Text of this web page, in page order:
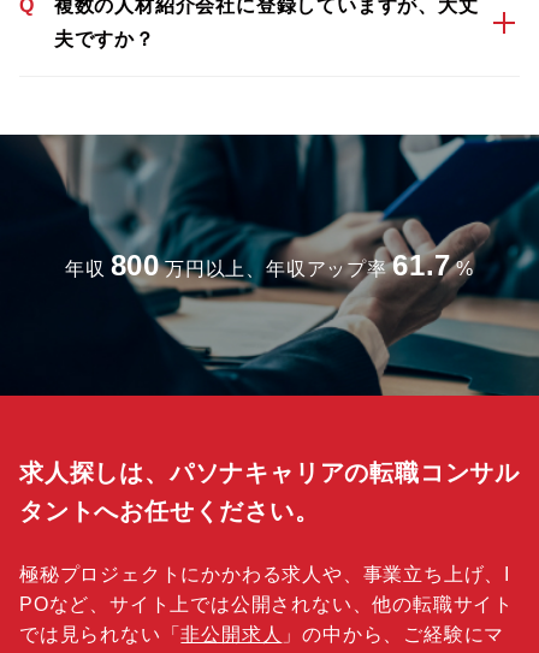
Q
複数の人材紹介会社に登録していますが、大丈
夫ですか？
年収 800 万円以上、年収アップ率 61.7 %
求人探しは、パソナキャリアの転職コンサル
タントへお任せください。
極秘プロジェクトにかかわる求人や、事業立ち上げ、I
POなど、サイト上では公開されない、他の転職サイト
では見られない「非公開求人 」の中から、ご経験にマ